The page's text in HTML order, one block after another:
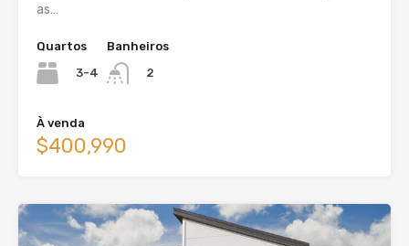
as…
Quartos
3-4
Banheiros
2
À venda
$400,990